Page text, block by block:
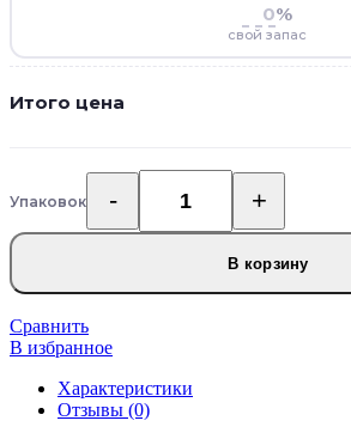
%
свой запас
Итого цена
УпаковокКоличество
товара
Кварцвиниловый
Ideal
Flooring
Prime
01006
Platinum
В корзину
Сравнить
В избранное
Характеристики
Отзывы (0)